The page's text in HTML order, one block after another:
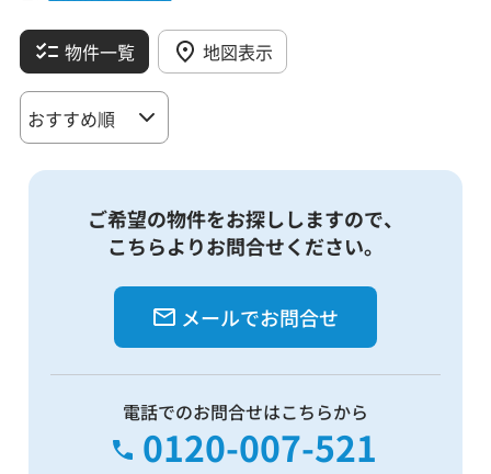
物件一覧 地図表示
ご希望の物件をお探ししますので、
こちらよりお問合せください。
メールでお問合せ
電話でのお問合せはこちらから
0120-007-521